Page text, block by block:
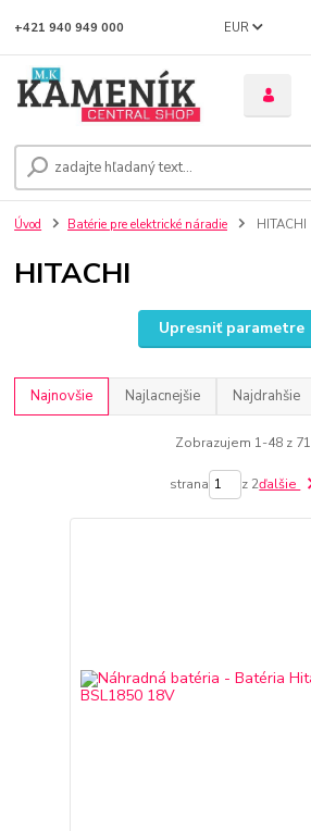
EUR
+421 940 949 000
Úvod Batérie pre elektrické náradie HITACHI
HITACHI
Upresniť parametre
Najnovšie Najlacnejšie Najdrahšie
Zobrazujem 1-48 z 71
strana z 2ďalšie